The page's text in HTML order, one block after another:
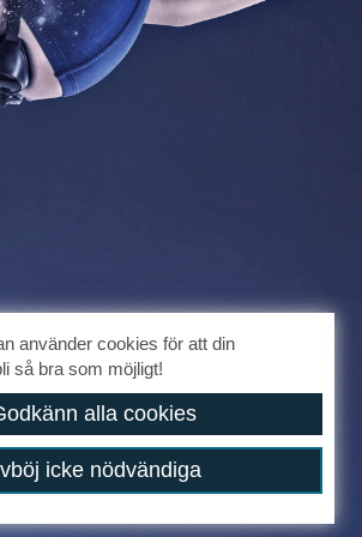
använder cookies för att din
så bra som möjligt!
alla cookies
icke nödvändiga